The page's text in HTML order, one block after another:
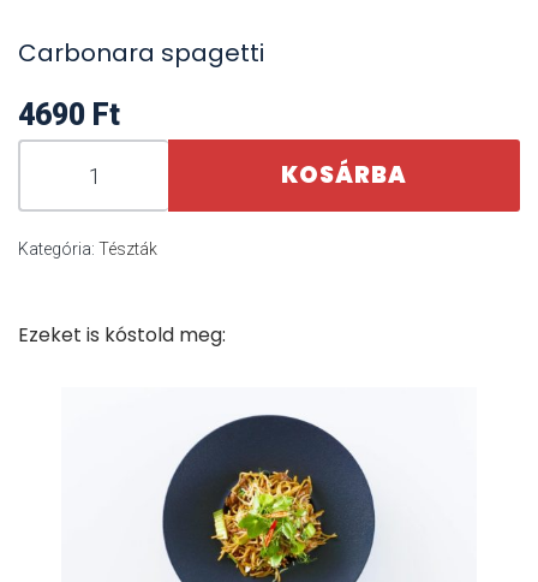
Carbonara spagetti
4690 Ft
KOSÁRBA
Kategória: Tészták
Ezeket is kóstold meg: